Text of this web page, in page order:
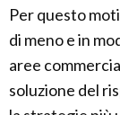
Per questo
di meno e in
aree
soluzione del